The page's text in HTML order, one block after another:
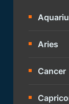
Aries
Cancer